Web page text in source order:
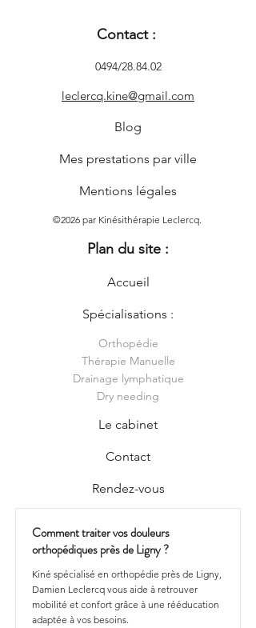
Contact :
0494/28.84.02
leclercq.kine@gmail.com
Blog
Mes prestations par ville
Mentions légales
©2026 par Kinésithérapie Leclercq.
Plan du site :
Accueil
Spécialisations :
Orthopédie
Thérapie Manuelle
Drainage lymphatique
Dry needing
Le cabinet
Contact
Rendez-vous
Comment traiter vos douleurs
orthopédiques près de Ligny ?
Kiné spécialisé en orthopédie près de Ligny,
Damien Leclercq vous aide à retrouver
mobilité et confort grâce à une rééducation
adaptée à vos besoins.